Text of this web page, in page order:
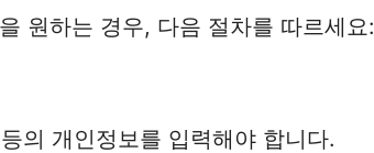
원하는 경우, 다음 절차를 따르세요:
의 개인정보를 입력해야 합니다.